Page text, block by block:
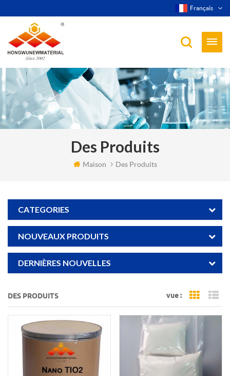
Français
Des Produits
Maison Des Produits
CATEGORIES
NOUVEAUX PRODUITS
DERNIÈRES NOUVELLES
DES PRODUITS vue : Grid